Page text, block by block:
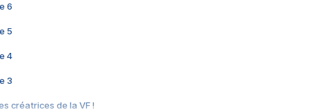
6
5
4
3
créatrices de la VF !